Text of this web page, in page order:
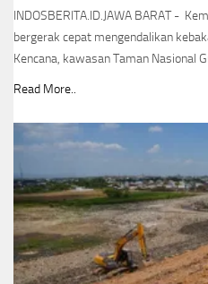
INDOSBERITA.ID.JAWA BARAT -
bergerak cepat mengendalikan
Kencana, kawasan Taman Nasional
Read More..